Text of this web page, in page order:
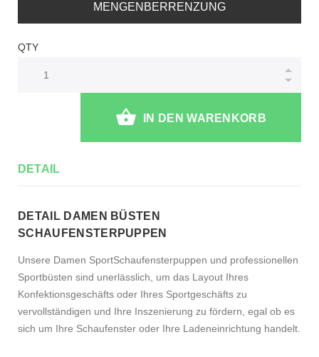
MENGENBERRENZUNG
QTY
IN DEN WARENKORB
DETAIL
DETAIL DAMEN BÜSTEN
SCHAUFENSTERPUPPEN
Unsere Damen SportSchaufensterpuppen und professionellen
Sportbüsten sind unerlässlich, um das Layout Ihres
Konfektionsgeschäfts oder Ihres Sportgeschäfts zu
vervollständigen und Ihre Inszenierung zu fördern, egal ob es
sich um Ihre Schaufenster oder Ihre Ladeneinrichtung handelt.